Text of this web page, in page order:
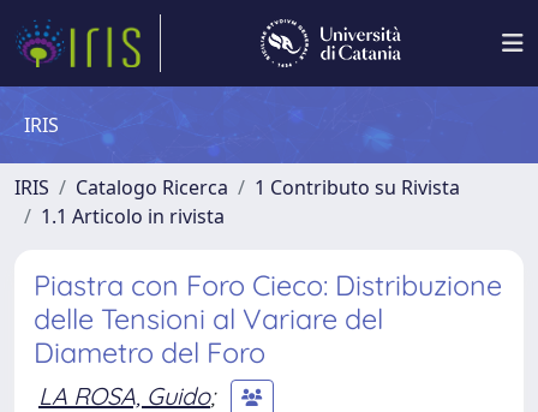
IRIS
IRIS Catalogo Ricerca
1 Contributo su Rivista
1.1 Articolo in rivista
Piastra con Foro Cieco: Distribuzione
delle Tensioni al Variare del
Diametro del Foro
LA ROSA, Guido;